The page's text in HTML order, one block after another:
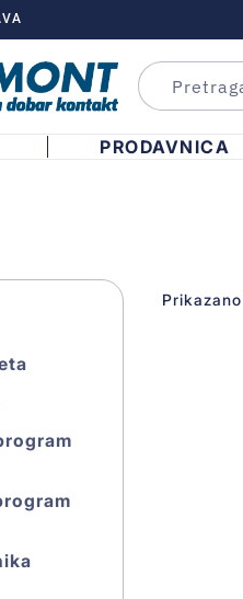
PRODAVNICA